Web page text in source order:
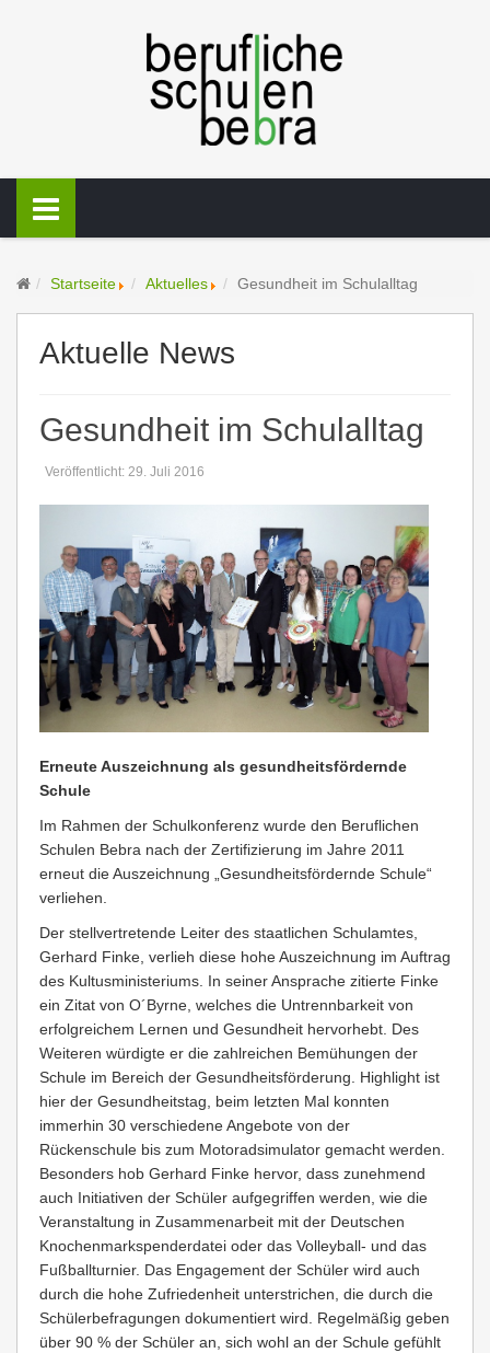
Startseite Aktuelles Gesundheit im Schulalltag
Aktuelle News
Gesundheit im Schulalltag
Veröffentlicht: 29. Juli 2016
Erneute Auszeichnung als gesundheitsfördernde
Schule
Im Rahmen der Schulkonferenz wurde den Beruflichen
Schulen Bebra nach der Zertifizierung im Jahre 2011
erneut die Auszeichnung „Gesundheitsfördernde Schule“
verliehen.
Der stellvertretende Leiter des staatlichen Schulamtes,
Gerhard Finke, verlieh diese hohe Auszeichnung im Auftrag
des Kultusministeriums. In seiner Ansprache zitierte Finke
ein Zitat von O´Byrne, welches die Untrennbarkeit von
erfolgreichem Lernen und Gesundheit hervorhebt. Des
Weiteren würdigte er die zahlreichen Bemühungen der
Schule im Bereich der Gesundheitsförderung. Highlight ist
hier der Gesundheitstag, beim letzten Mal konnten
immerhin 30 verschiedene Angebote von der
Rückenschule bis zum Motoradsimulator gemacht werden.
Besonders hob Gerhard Finke hervor, dass zunehmend
auch Initiativen der Schüler aufgegriffen werden, wie die
Veranstaltung in Zusammenarbeit mit der Deutschen
Knochenmarkspenderdatei oder das Volleyball- und das
Fußballturnier. Das Engagement der Schüler wird auch
durch die hohe Zufriedenheit unterstrichen, die durch die
Schülerbefragungen dokumentiert wird. Regelmäßig geben
über 90 % der Schüler an, sich wohl an der Schule gefühlt